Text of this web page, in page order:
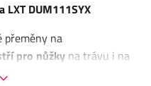
DUM111SYX
přeměny na
pro nůžky na trávu i na